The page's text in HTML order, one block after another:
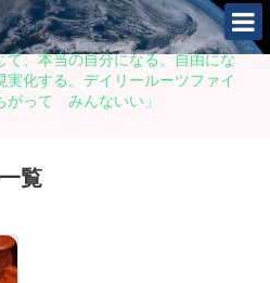
、本当の自分になる。自由にな
実化する。デイリールーツファイ
って みんないい」
一覧